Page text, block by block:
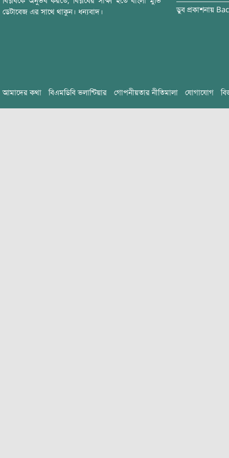
ডেটাবেজ এর সাথে থাকুন। ধন্যবাদ।
ডুব প্রকাশনায়
আমাদের কথা বিএমডিবি ভলান্টিয়ার গোপনীয়তার নীতিমালা যোগাযোগ